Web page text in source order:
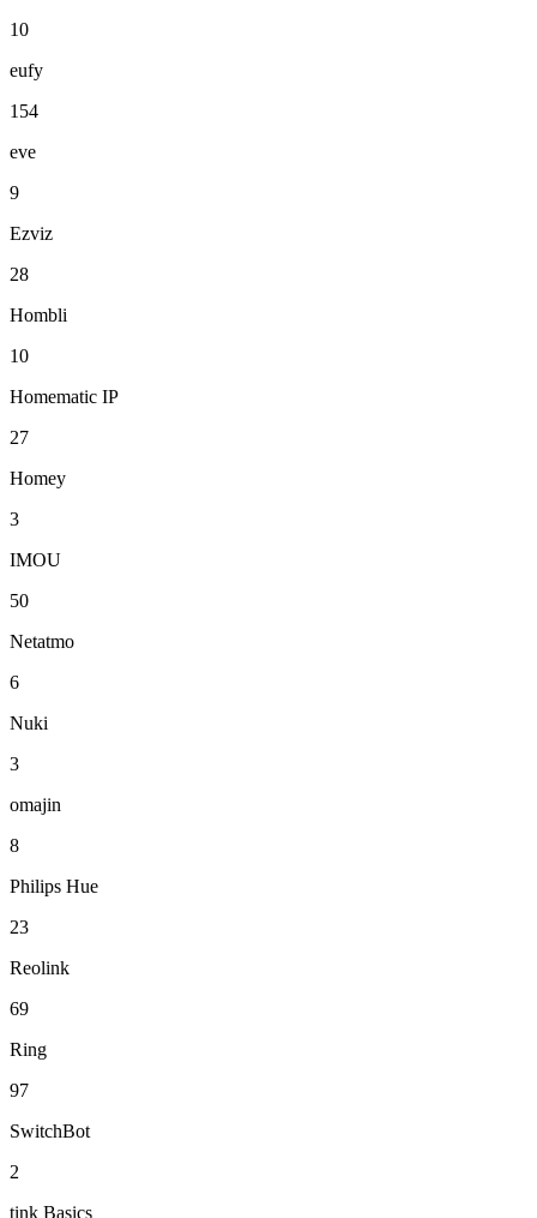
10
eufy
154
eve
9
Ezviz
28
Hombli
10
Homematic IP
27
Homey
3
IMOU
50
Netatmo
6
Nuki
3
omajin
8
Philips Hue
23
Reolink
69
Ring
97
SwitchBot
2
tink Basics